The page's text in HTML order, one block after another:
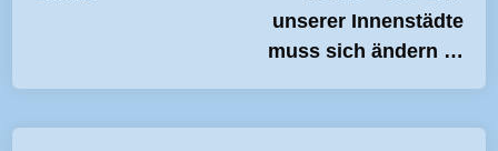
unserer Innenstädte
muss sich ändern …